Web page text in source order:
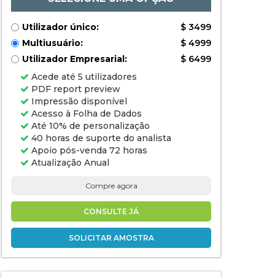
(Individual
Consumers,
Institutions,
Food Industry,
Animal Nutrition,
Personal Care
Manufacturers),
and Regional
Analysis, 2024-
2031
Utilizador único:
$ 3499
Multiusuário:
$ 4999
Utilizador Empresarial:
$ 6499
Acede até 5 utilizadores
PDF report preview
Impressão disponível
Acesso à Folha de Dados
Até 10% de personalização
40 horas de suporte do analista
Apoio pós-venda 72 horas
Atualização Anual
Compre agora
CONSULTE JÁ
SOLICITAR AMOSTRA